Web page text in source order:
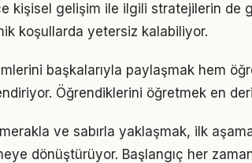
kişisel gelişim ile ilgili stratejilerin de
koşullarda yetersiz kalabiliyor.
başkalarıyla paylaşmak hem
Öğrendiklerini öğretmek en
ve sabırla yaklaşmak, ilk
dönüştürüyor. Başlangıç her zaman